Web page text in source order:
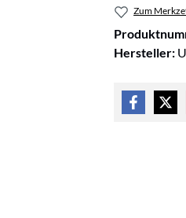
Zum
Hersteller: